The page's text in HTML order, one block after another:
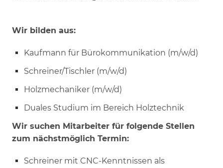
Wir bilden aus:
Kaufmann für Bürokommunikation (m/w/d)
Schreiner/Tischler (m/w/d)
Holzmechaniker (m/w/d)
Duales Studium im Bereich Holztechnik
Wir suchen Mitarbeiter für folgende Stellen
zum nächstmöglich Termin:
Schreiner mit CNC-Kenntnissen als